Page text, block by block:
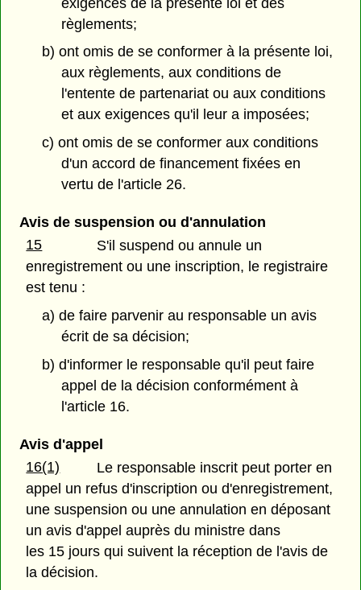
règlements;
b) ont omis de se conformer à la présente loi,
aux règlements, aux conditions de
l'entente de partenariat ou aux conditions
et aux exigences qu'il leur a imposées;
c) ont omis de se conformer aux conditions
d'un accord de financement fixées en
vertu de l'article 26.
Avis de suspension ou d'annulation
15
S'il suspend ou annule un
enregistrement ou une inscription, le registraire
est tenu :
a) de faire parvenir au responsable un avis
écrit de sa décision;
b) d'informer le responsable qu'il peut faire
appel de la décision conformément à
l'article 16.
Avis d'appel
16(1)
Le responsable inscrit peut porter en
appel un refus d'inscription ou d'enregistrement,
une suspension ou une annulation en déposant
un avis d'appel auprès du ministre dans
les 15 jours qui suivent la réception de l'avis de
la décision.